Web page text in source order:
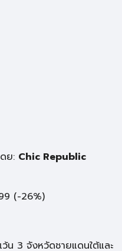
ย: Chic Republic
(-26%)
น 3 จังหวัดชายแดนใต้และ